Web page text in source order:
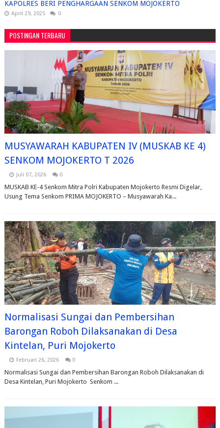
KAPOLRES BERI PENGHARGAAN SENKOM MOJOKERTO
April 29, 2025 0
POSTINGAN TERBARU
MUSYAWARAH KABUPATEN IV (MUSKAB KE 4)
SENKOM MOJOKERTO T 2026
Juli 07, 2026 0
MUSKAB KE-4 Senkom Mitra Polri Kabupaten Mojokerto Resmi Digelar,
Usung Tema Senkom PRIMA MOJOKERTO – Musyawarah Ka...
Normalisasi Sungai dan Pembersihan
Barongan Roboh Dilaksanakan di Desa
Kintelan, Puri Mojokerto
Februari 26, 2026 0
Normalisasi Sungai dan Pembersihan Barongan Roboh Dilaksanakan di
Desa Kintelan, Puri Mojokerto Senkom ...